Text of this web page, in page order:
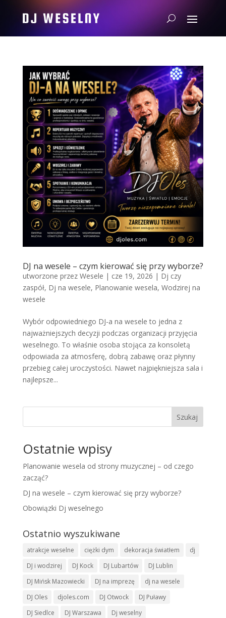
DJ na wesele – czym kierować się przy wyborze?
utworzone przez Wesele | cze 19, 2026 | Dj czy
zaspół, Dj na wesele, Planowanie wesela, Wodzirej na
wesele
Wybór odpowiedniego DJ-a na wesele to jedna z
najważniejszych decyzji podczas organizacji przyjęcia
weselnego. To właśnie osoba stojąca za konsoletą
odpowiada za atmosferę, dobrą zabawę oraz płynny
przebieg całej uroczystości. Nawet najpiękniejsza sala i
najlepsze...
Szukaj
Ostatnie wpisy
Planowanie wesela od strony muzycznej – od czego
zacząć?
DJ na wesele – czym kierować się przy wyborze?
Obowiązki Dj weselnego
Ostatnio wyszukiwane
atrakcje weselne ciężki dym dekoracja światłem
dj
DJ i wodzirej
DJ Kock DJ Lubartów
DJ Lublin
DJ Mińsk Mazowiecki
DJ na imprezę
dj na wesele
DJ Oles
djoles.com DJ Otwock
DJ Puławy
DJ Siedlce
DJ Warszawa
Dj weselny